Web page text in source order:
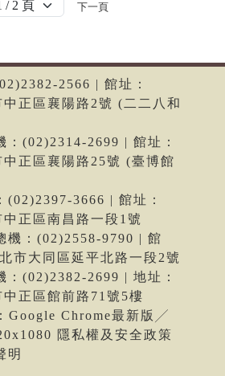
下一頁
2566 | 館址：
正區襄陽路2號 (二二八和
：(02)2314-2699 | 館址：
正區襄陽路25號 (臺博館
(02)2397-3666 | 館址：
正區南昌路一段1號
機：(02)2558-9790 | 館
市大同區延平北路一段2號
：(02)2382-2699 | 地址：
正區館前路71號5樓
Google Chrome最新版╱
隱私權及安全政策
明